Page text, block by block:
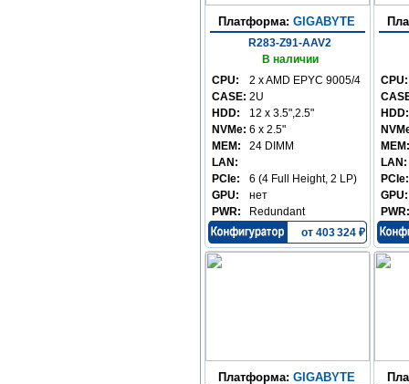
Платформа: GIGABYTE
R283-Z91-AAV2
В наличии
CPU:
2 x AMD EPYC 9005/4
CASE: 2U
HDD:
12 x 3.5",2.5"
NVMe: 6 x 2.5"
MEM:
24 DIMM
LAN:
PCIe:
6 (4 Full Height, 2 LP)
GPU:
нет
PWR:
Redundant
от 403 324 ₽
CPU:
HDD:
MEM:
LAN:
PCIe:
GPU:
PWR:
Платформа: GIGABYTE